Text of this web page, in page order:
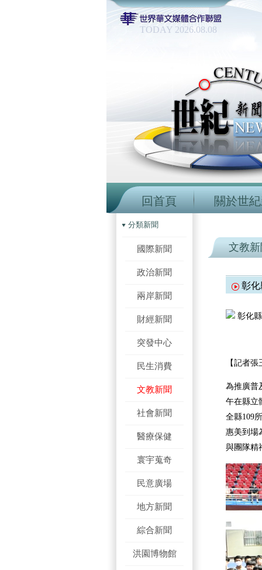
TODAY 2026.08.08
回首頁 關於世
分類新聞
國際新聞
政治新聞
兩岸新聞
財經新聞
突發中心
民生消費
文教新聞
社會新聞
醫療保健
寰宇蒐奇
民意廣場
地方新聞
綜合新聞
洪園博物館
文教
彰
彰化
【記者
為推廣普
午在縣立
全縣109
惠美到場
與團隊精